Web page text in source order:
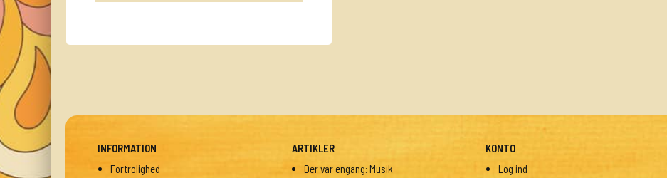
INFORMATION
Fortrolighed
ARTIKLER
Der var engang: Musik
KONTO
Log ind